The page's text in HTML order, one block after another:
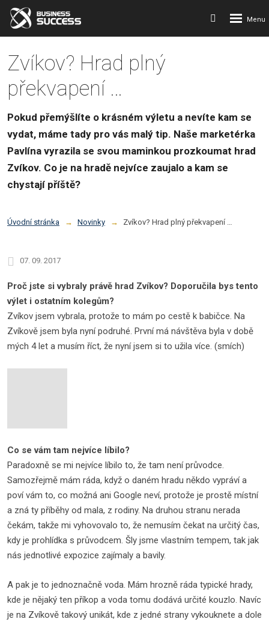
Vyhledávání
Rozbalení
Zvíkov? Hrad plný
překvapení …
Pokud přemýšlíte o krásném výletu a nevíte kam se
vydat, máme tady pro vás malý tip. Naše marketérka
Pavlína vyrazila se svou maminkou prozkoumat hrad
Zvíkov. Co je na hradě nejvíce zaujalo a kam se
chystají příště?
Úvodní stránka Novinky Zvíkov? Hrad plný překvapení …
07. 09. 2017
Proč jste si vybraly právě hrad Zvíkov? Doporučila bys tento
výlet i ostatním kolegům?
Zvíkov jsem vybrala, protože to mám po cestě k babičce. Na
Zvíkově jsem byla nyní podruhé. První má návštěva byla v době
mých 4 let a musím říct, že nyní jsem si to užila více. (smích)
Co se vám tam nejvíce líbilo?
Paradoxně se mi nejvíce líbilo to, že tam není průvodce.
Samozřejmě mám ráda, když o daném hradu někdo vypráví a
poví vám to, co možná ani Google neví, protože je prostě místní
a zná ty příběhy od mala, z rodiny. Na druhou stranu nerada
čekám, takže mi vyhovovalo to, že nemusím čekat na určitý čas,
kdy je prohlídka s průvodcem. Šly jsme vlastním tempem, tak jak
nás jednotlivé expozice zajímaly a bavily.
A pak je to jednoznačně voda. Mám hrozně ráda typické hrady,
kde je nějaký ten příkop a voda tomu dodává určité kouzlo. Navíc
je na Zvíkově takový unikát, kde z jedné strany vykouknete a dole